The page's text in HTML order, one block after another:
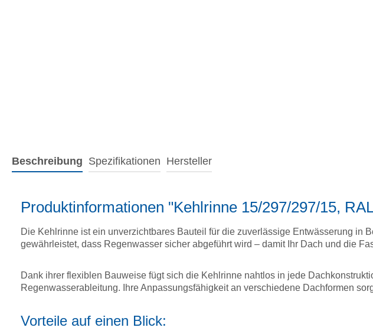
Beschreibung Spezifikationen Hersteller
Produktinformationen "Kehlrinne 15/297/297/15,
Die Kehlrinne ist ein unverzichtbares Bauteil für die zuverlässige Entwässerung in
gewährleistet, dass Regenwasser sicher abgeführt wird – damit Ihr Dach und die
Dank ihrer flexiblen Bauweise fügt sich die Kehlrinne nahtlos in jede
Regenwasserableitung. Ihre Anpassungsfähigkeit an verschiedene Dachformen
Vorteile auf einen Blick: